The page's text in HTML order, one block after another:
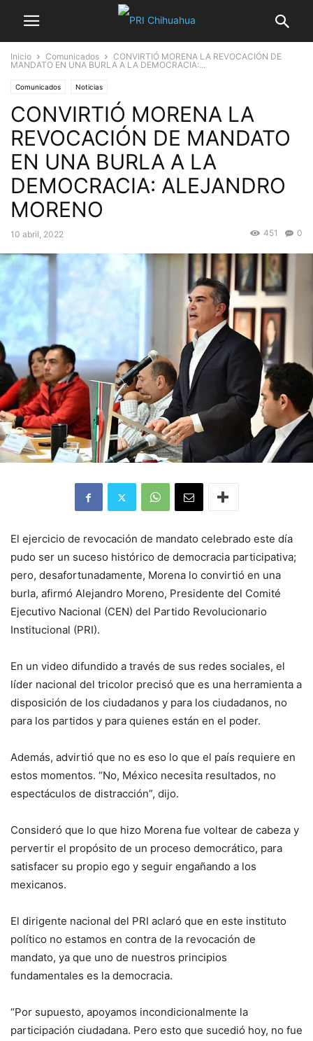
Inicio Comunicados
CONVIRTIÓ MORENA LA REVOCACIÓN DE
MANDATO EN UNA BURLA A LA DEMOCRACIA:...
Comunicados Noticias
CONVIRTIÓ MORENA LA
REVOCACIÓN DE MANDATO
EN UNA BURLA A LA
DEMOCRACIA: ALEJANDRO
MORENO
10 abril, 2022 0
451
El ejercicio de revocación de mandato celebrado este día
pudo ser un suceso histórico de democracia participativa;
pero, desafortunadamente, Morena lo convirtió en una
burla, afirmó Alejandro Moreno, Presidente del Comité
Ejecutivo Nacional (CEN) del Partido Revolucionario
Institucional (PRI).
En un video difundido a través de sus redes sociales, el
líder nacional del tricolor precisó que es una herramienta a
disposición de los ciudadanos y para los ciudadanos, no
para los partidos y para quienes están en el poder.
Además, advirtió que no es eso lo que el país requiere en
estos momentos. “No, México necesita resultados, no
espectáculos de distracción”, dijo.
Consideró que lo que hizo Morena fue voltear de cabeza y
pervertir el propósito de un proceso democrático, para
satisfacer su propio ego y seguir engañando a los
mexicanos.
El dirigente nacional del PRI aclaró que en este instituto
político no estamos en contra de la revocación de
mandato, ya que uno de nuestros principios
fundamentales es la democracia.
“Por supuesto, apoyamos incondicionalmente la
participación ciudadana. Pero esto que sucedió hoy, no fue